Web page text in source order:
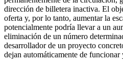
dirección de billetera inactiva. El
oferta y, por lo tanto, aumentar la
potencialmente podría llevar a un
eliminación de un número
desarrollador de un proyecto
dejan automáticamente de funcionar